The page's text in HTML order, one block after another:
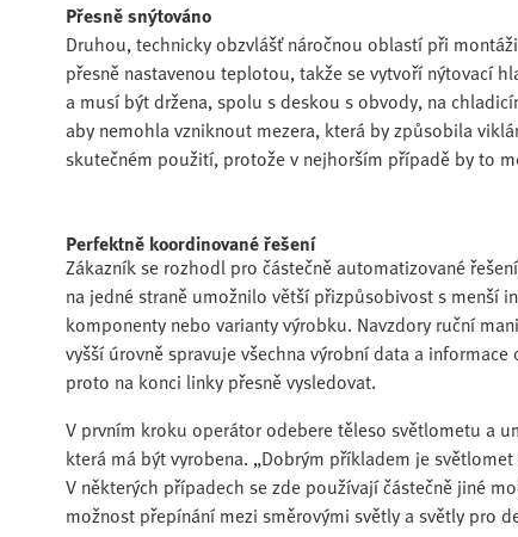
Přesně snýtováno
Druhou, technicky obzvlášť náročnou oblastí při
přesně nastavenou teplotou, takže se vytvoří nýtovací
a musí být držena, spolu s deskou s obvody, na
aby nemohla vzniknout mezera, která by způsobila
skutečném použití, protože v nejhorším případě by to
Perfektně koordinované řešení
Zákazník se rozhodl pro částečně automatizované
na jedné straně umožnilo větší přizpůsobivost s menší
komponenty nebo varianty výrobku. Navzdory ruční
vyšší úrovně spravuje všechna výrobní data a
proto na konci linky přesně vysledovat.
V prvním kroku operátor odebere těleso světlometu a
která má být vyrobena. „Dobrým příkladem je
V některých případech se zde používají částečně jiné
možnost přepínání mezi směrovými světly a světly pro